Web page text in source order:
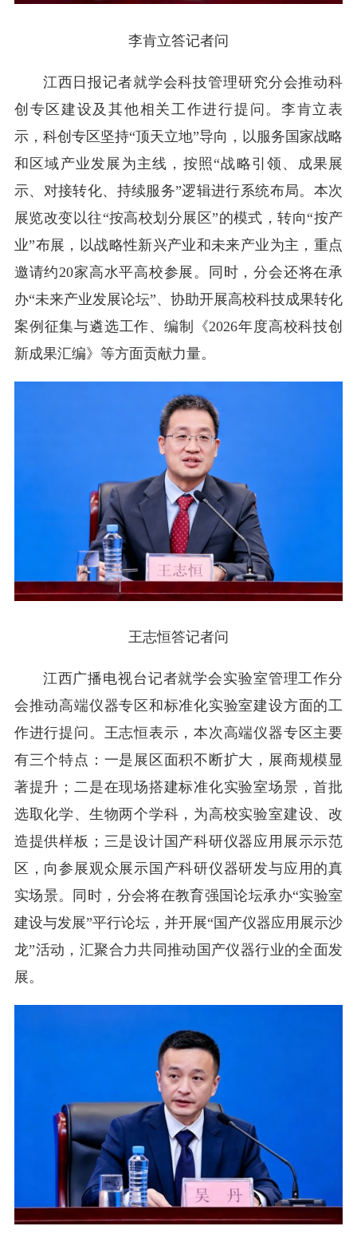
李肯立答记者问
江西日报记者就学会科技管理研究分会推动科
创专区建设及其他相关工作进行提问。李肯立表
示，科创专区坚持“顶天立地”导向，以服务国家战略
和区域产业发展为主线，按照“战略引领、成果展
示、对接转化、持续服务”逻辑进行系统布局。本次
展览改变以往“按高校划分展区”的模式，转向“按产
业”布展，以战略性新兴产业和未来产业为主，重点
邀请约20家高水平高校参展。同时，分会还将在承
办“未来产业发展论坛”、协助开展高校科技成果转化
案例征集与遴选工作、编制《2026年度高校科技创
新成果汇编》等方面贡献力量。
王志恒答记者问
江西广播电视台记者就学会实验室管理工作分
会推动高端仪器专区和标准化实验室建设方面的工
作进行提问。王志恒表示，本次高端仪器专区主要
有三个特点：一是展区面积不断扩大，展商规模显
著提升；二是在现场搭建标准化实验室场景，首批
选取化学、生物两个学科，为高校实验室建设、改
造提供样板；三是设计国产科研仪器应用展示示范
区，向参展观众展示国产科研仪器研发与应用的真
实场景。同时，分会将在教育强国论坛承办“实验室
建设与发展”平行论坛，并开展“国产仪器应用展示沙
龙”活动，汇聚合力共同推动国产仪器行业的全面发
展。